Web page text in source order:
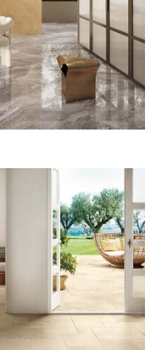
Mehr erfahren